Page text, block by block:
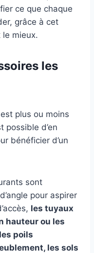
ce que chaque
grâce à cet
mieux.
les
plus ou moins
possible d’en
bénéficier d’un
sont
pour aspirer
les tuyaux
hauteur ou les
poils
les sols